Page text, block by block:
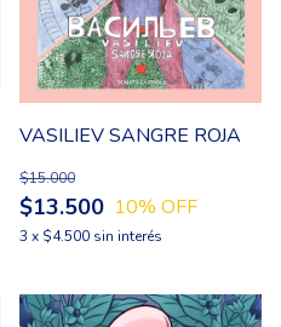
VASILIEV SANGRE ROJA
$13.500
$15.000
10% OFF
3 x $4.500 sin interés